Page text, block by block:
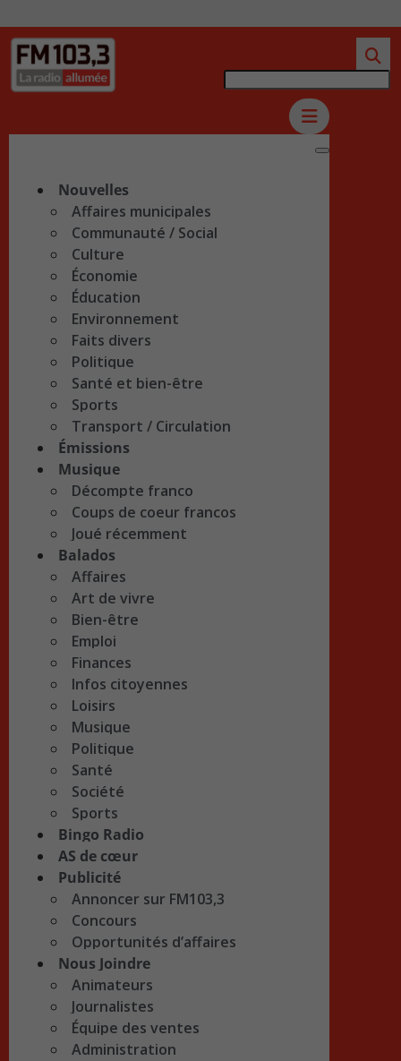
Nouvelles
Affaires municipales
Communauté / Social
Culture
Économie
Éducation
Environnement
Faits divers
Politique
Santé et bien-être
Sports
Transport / Circulation
Émissions
Musique
Décompte franco
Coups de coeur francos
Joué récemment
Balados
Affaires
Art de vivre
Bien-être
Emploi
Finances
Infos citoyennes
Loisirs
Musique
Politique
Santé
Société
Sports
Bingo Radio
AS de cœur
Publicité
Annoncer sur FM103,3
Concours
Opportunités d’affaires
Nous Joindre
Animateurs
Journalistes
Équipe des ventes
Administration